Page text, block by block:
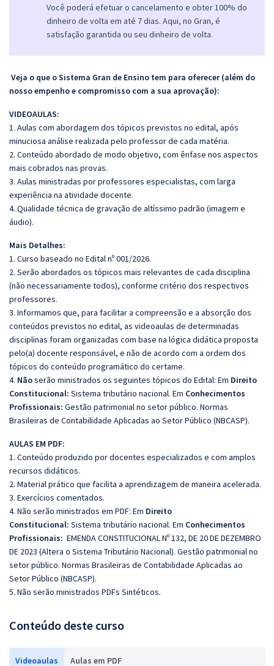
Você poderá efetuar o cancelamento e obter 100% do
dinheiro de volta em até 7 dias. Aqui, no Gran, é
satisfação garantida ou seu dinheiro de volta.
Veja o que o Sistema Gran de Ensino tem para oferecer (além do
nosso empenho e compromisso com a sua aprovação):
VIDEOAULAS:
1. Aulas com abordagem dos tópicos previstos no edital, após
minuciosa análise realizada pelo professor de cada matéria.
2. Conteúdo abordado de modo objetivo, com ênfase nos aspectos
mais cobrados nas provas.
3. Aulas ministradas por professores especialistas, com larga
experiência na atividade docente.
4. Qualidade técnica de gravação de altíssimo padrão (imagem e
áudio).
Mais Detalhes:
1. Curso baseado no Edital nº 001/2026.
2. Serão abordados os tópicos mais relevantes de cada disciplina
(não necessariamente todos), conforme critério dos respectivos
professores.
3. Informamos que, para facilitar a compreensão e a absorção dos
conteúdos previstos no edital, as videoaulas de determinadas
disciplinas foram organizadas com base na lógica didática proposta
pelo(a) docente responsável, e não de acordo com a ordem dos
tópicos do conteúdo programático do certame.
4. Nãoserão ministrados os seguintes tópicos do Edital: Em Direito
Constitucional: Sistema tributário nacional. Em Conhecimentos
Profissionais: Gestão patrimonial no setor público. Normas
Brasileiras de Contabilidade Aplicadas ao Setor Público (NBCASP).
AULAS EM PDF:
1. Conteúdo produzido por docentes especializados e com amplos
recursos didáticos.
2. Material prático que facilita a aprendizagem de maneira acelerada.
3. Exercícios comentados.
4. Não serão ministrados em PDF: Em Direito
Constitucional: Sistema tributário nacional. Em Conhecimentos
Profissionais: EMENDA CONSTITUCIONAL Nº 132, DE 20 DE DEZEMBRO
DE 2023 (Altera o Sistema Tributário Nacional). Gestão patrimonial no
setor público. Normas Brasileiras de Contabilidade Aplicadas ao
Setor Público (NBCASP).
5. Não serão ministrados PDFs Sintéticos.
Conteúdo deste curso
Videoaulas Aulas em PDF